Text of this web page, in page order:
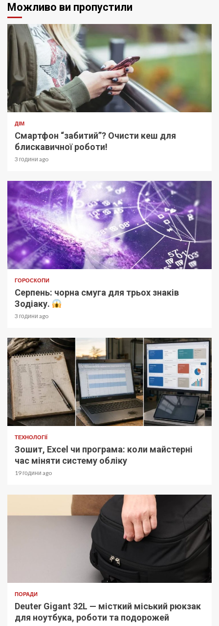
Можливо ви пропустили
ДІМ
Смартфон “забитий”? Очисти кеш для
блискавичної роботи!
3 години ago
ГОРОСКОПИ
Серпень: чорна смуга для трьох знаків
Зодіаку.
3 години ago
ТЕХНОЛОГІЇ
Зошит, Excel чи програма: коли майстерні
час міняти систему обліку
19 години ago
ПОРАДИ
Deuter Gigant 32L — місткий міський рюкзак
для ноутбука, роботи та подорожей